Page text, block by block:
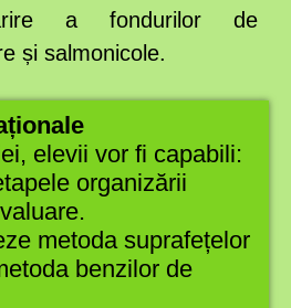
a fondurilor de
și salmonicole.
elevii vor fi capabili:
organizării
metoda suprafețelor
benzilor de